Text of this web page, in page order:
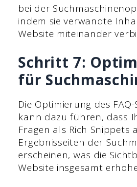
bei der
indem sie verwandte
Website miteinander
Schritt 7:
für
Die Optimierung des FAQ-
kann dazu führen, dass
Fragen als Rich Snippets
Ergebnisseiten der
erscheinen, was die
Website insgesamt